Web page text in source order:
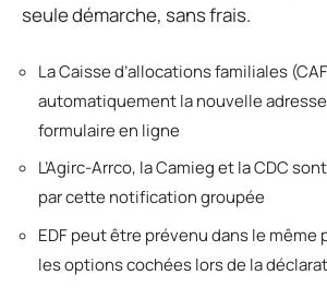
seule démarche, sans frais.
La Caisse d’allocations familiales
automatiquement la nouvelle
formulaire en ligne
L’Agirc-Arrco, la Camieg et la CDC
par cette notification groupée
EDF peut être prévenu dans le même
les options cochées lors de la